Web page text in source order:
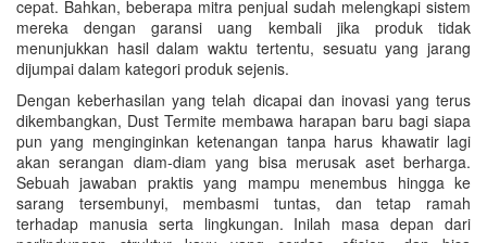
cepat. Bahkan, beberapa mitra penjual sudah melengkapi sistem
mereka dengan garansi uang kembali jika produk tidak
menunjukkan hasil dalam waktu tertentu, sesuatu yang jarang
dijumpai dalam kategori produk sejenis.
Dengan keberhasilan yang telah dicapai dan inovasi yang terus
dikembangkan, Dust Termite membawa harapan baru bagi siapa
pun yang menginginkan ketenangan tanpa harus khawatir lagi
akan serangan diam-diam yang bisa merusak aset berharga.
Sebuah jawaban praktis yang mampu menembus hingga ke
sarang tersembunyi, membasmi tuntas, dan tetap ramah
terhadap manusia serta lingkungan. Inilah masa depan dari